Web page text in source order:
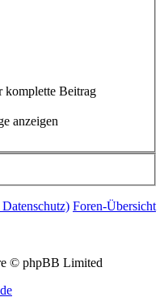
komplette Beitrag
anzeigen
Foren-Übersicht
© phpBB Limited